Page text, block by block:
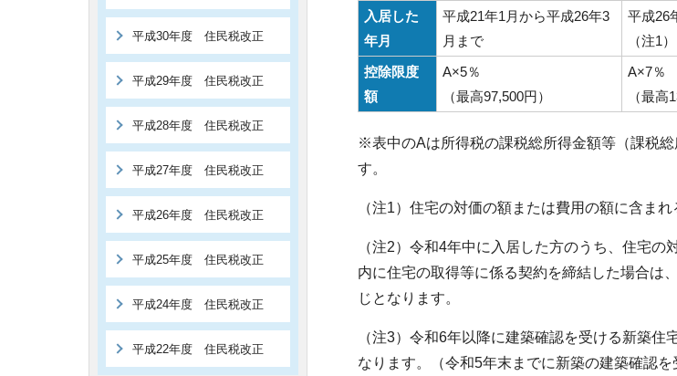
入居した
年月
平成21年1月から平成26年3
月まで
平成26
（注1）
控除限度
額
A×5％
（最高97,500円）
A×7％
（最高
※表中のAは所得税の課税総所得金額等（課税
す。
（注1）住宅の対価の額または費用の額に含ま
（注2）令和4年中に入居した方のうち、住宅
内に住宅の取得等に係る契約を締結した場合は
じとなります。
（注3）令和6年以降に建築確認を受ける新築
なります。（令和5年末までに新築の建築確認
平成30年度 住民税改正
平成29年度 住民税改正
平成28年度 住民税改正
平成27年度 住民税改正
平成26年度 住民税改正
平成25年度 住民税改正
平成24年度 住民税改正
平成22年度 住民税改正